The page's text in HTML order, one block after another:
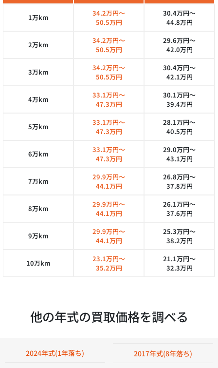
1万km
34.2万円～
50.5万円
30.4万円～
44.8万円
2万km
34.2万円～
50.5万円
29.6万円～
42.0万円
3万km
34.2万円～
50.5万円
30.4万円～
42.1万円
4万km
33.1万円～
47.3万円
30.1万円～
39.4万円
5万km
33.1万円～
47.3万円
28.1万円～
40.5万円
6万km
33.1万円～
47.3万円
29.0万円～
43.1万円
7万km
29.9万円～
44.1万円
26.8万円～
37.8万円
8万km
29.9万円～
44.1万円
26.1万円～
37.6万円
9万km
29.9万円～
44.1万円
25.3万円～
38.2万円
10万km
23.1万円～
35.2万円
21.1万円～
32.3万円
他の年式の買取価格を調べる
2024年式(1年落ち)
2017年式(8年落ち)